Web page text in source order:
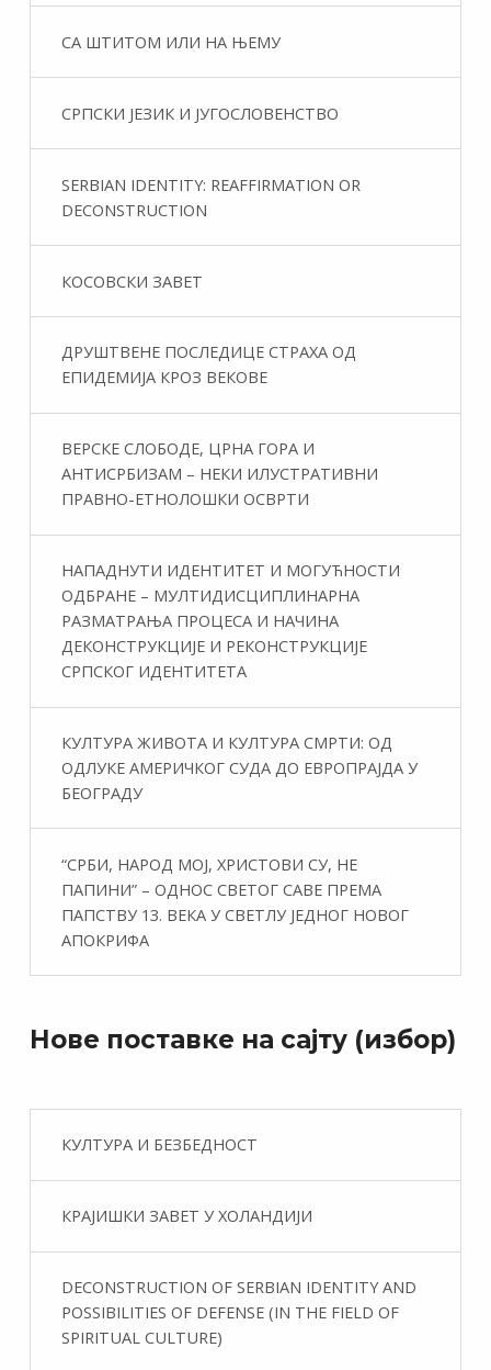
СА ШТИТОМ ИЛИ НА ЊЕМУ
СРПСКИ ЈЕЗИК И ЈУГОСЛОВЕНСТВО
SERBIAN IDENTITY: REAFFIRMATION OR
DECONSTRUCTION
КОСОВСКИ ЗАВЕТ
ДРУШТВЕНЕ ПОСЛЕДИЦЕ СТРАХА ОД
ЕПИДЕМИЈА КРОЗ ВЕКОВЕ
ВЕРСКЕ СЛОБОДЕ, ЦРНА ГОРА И
АНТИСРБИЗАМ – НЕКИ ИЛУСТРАТИВНИ
ПРАВНО-ЕТНОЛОШКИ ОСВРТИ
НАПАДНУТИ ИДЕНТИТЕТ И МОГУЋНОСТИ
ОДБРАНЕ – МУЛТИДИСЦИПЛИНАРНА
РАЗМАТРАЊА ПРОЦЕСА И НАЧИНА
ДЕКОНСТРУКЦИЈЕ И РЕКОНСТРУКЦИЈЕ
СРПСКОГ ИДЕНТИТЕТА
КУЛТУРА ЖИВОТА И КУЛТУРА СМРТИ: ОД
ОДЛУКЕ АМЕРИЧКОГ СУДА ДО ЕВРОПРАЈДА У
БЕОГРАДУ
“СРБИ, НАРОД МОЈ, ХРИСТОВИ СУ, НЕ
ПАПИНИ” – ОДНОС СВЕТОГ САВЕ ПРЕМА
ПАПСТВУ 13. ВЕКА У СВЕТЛУ ЈЕДНОГ НОВОГ
АПОКРИФА
Нове поставке на сајту (избор)
КУЛТУРА И БЕЗБЕДНОСТ
КРАЈИШКИ ЗАВЕТ У ХОЛАНДИЈИ
DECONSTRUCTION OF SERBIAN IDENTITY AND
POSSIBILITIES OF DEFENSE (IN THE FIELD OF
SPIRITUAL CULTURE)